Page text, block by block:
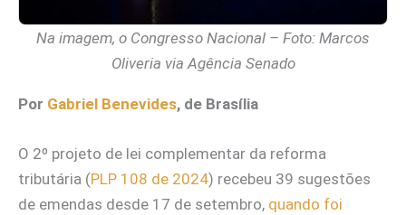
Na imagem, o Congresso Nacional – Foto: Marcos
Oliveria via Agência Senado
Por Gabriel Benevides, de Brasília
O 2º projeto de lei complementar da reforma
tributária (PLP 108 de 2024) recebeu 39 sugestões
de emendas desde 17 de setembro, quando foi